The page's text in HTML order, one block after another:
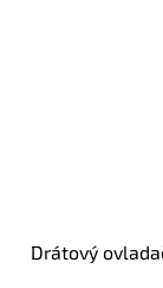
Drátový